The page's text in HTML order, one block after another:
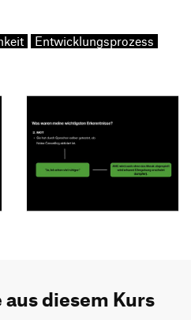
Entwicklungsprozess
diesem Kurs